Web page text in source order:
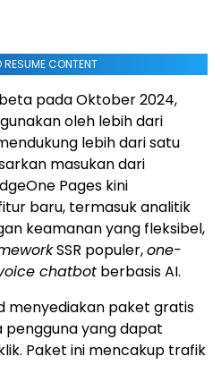
RESUME CONTENT
pada Oktober 2024,
oleh lebih dari
lebih dari satu
masukan dari
Pages kini
baru, termasuk analitik
keamanan yang fleksibel,
SSR populer,one-
chatbot berbasis AI.
menyediakan paket gratis
yang dapat
Paket ini mencakup trafik